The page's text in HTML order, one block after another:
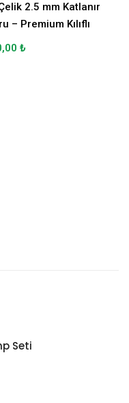
2.5 mm Katlanır
– Premium Kılıflı
₺
Seti